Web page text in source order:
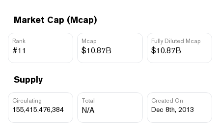
Market Cap (Mcap)
Rank
#11
Mcap
$10.87B
Fully Diluted Mcap
$10.87B
Supply
Circulating
155,415,476,384
Total
N/A
Created On
Dec 8th, 2013